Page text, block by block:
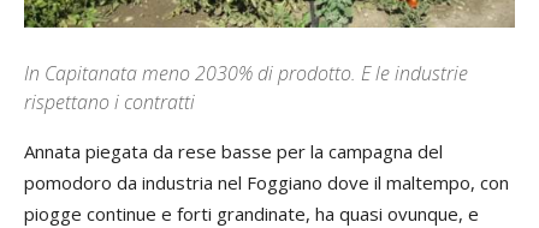
In Capitanata meno 2030% di prodotto. E le industrie
rispettano i contratti
Annata piegata da rese basse per la campagna del
pomodoro da industria nel Foggiano dove il maltempo, con
piogge continue e forti grandinate, ha quasi ovunque, e